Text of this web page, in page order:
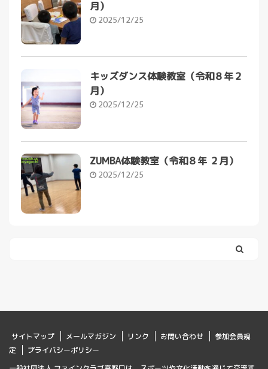
月）
2025/12/25
キッズダンス体験教室（令和８年２
月）
2025/12/25
ZUMBA体験教室（令和８年 ２月）
2025/12/25
サイトマップ メールマガジン リンク お問い合わせ
参加会員規
定
プライバシーポリシー